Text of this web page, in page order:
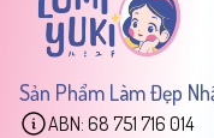
Sản Phẩm Làm Đẹp
ABN: 68 751 716 014